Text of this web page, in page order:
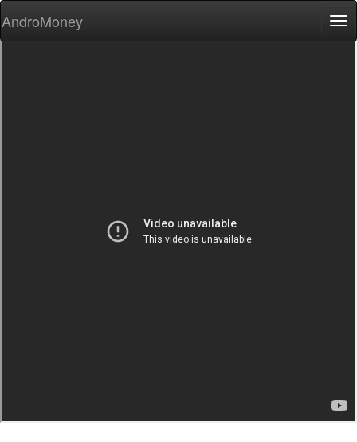
AndroMoney